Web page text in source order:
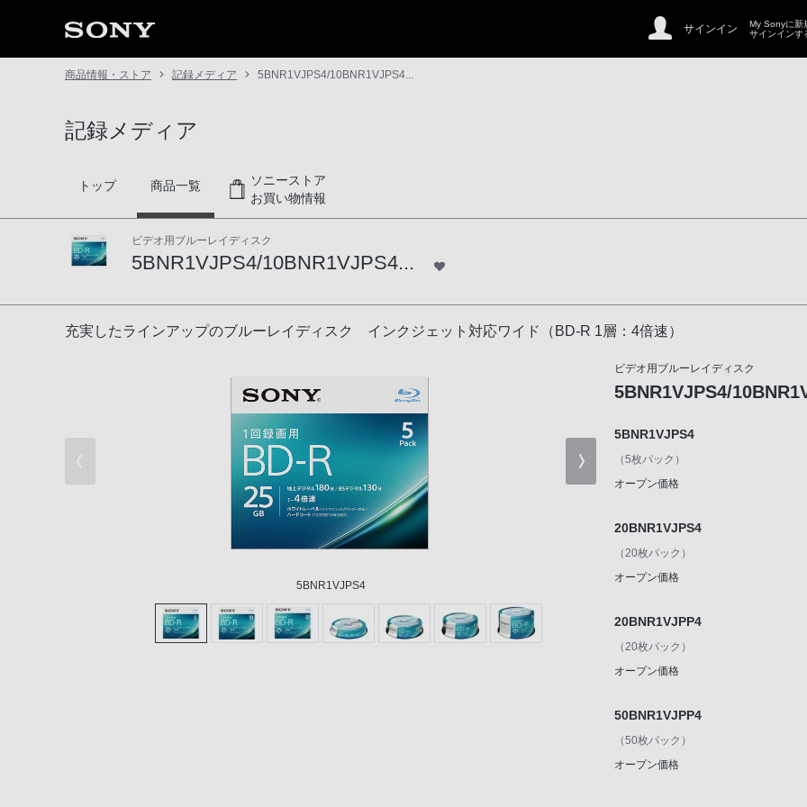
サインイン
My Sonyに新
サインインす
商品情報・ストア 記録メディア 5BNR1VJPS4/10BNR1VJPS4...
記録メディア
トップ 商品一覧
ソニーストア
お買い物情報
ビデオ用ブルーレイディスク
5BNR1VJPS4/10BNR1VJPS4...
充実したラインアップのブルーレイディスク インクジェット対応ワイド（BD-R 1層：4倍速）
5BNR1VJPS4
ビデオ用ブルーレイディスク
5BNR1VJPS4/
5BNR1VJPS4
（5枚パック）
オープン価格
20BNR1VJPS4
（20枚パック）
オープン価格
20BNR1VJPP4
（20枚パック）
オープン価格
50BNR1VJPP4
（50枚パック）
オープン価格